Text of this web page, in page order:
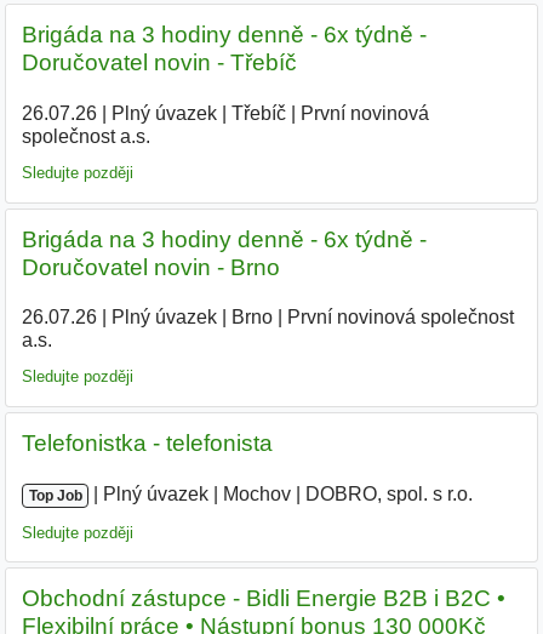
Brigáda na 3 hodiny denně - 6x týdně -
Doručovatel novin - Třebíč
26.07.26| Plný úvazek| Třebíč|
První novinová
společnost a.s.
Sledujte později
Brigáda na 3 hodiny denně - 6x týdně -
Doručovatel novin - Brno
26.07.26| Plný úvazek| Brno|
První novinová společnost
a.s.
Sledujte později
Telefonistka - telefonista
Top Job Plný úvazek Mochov DOBRO, spol. s r.o.
Sledujte později
Obchodní zástupce - Bidli Energie B2B i B2C •
Flexibilní práce • Nástupní bonus 130 000Kč